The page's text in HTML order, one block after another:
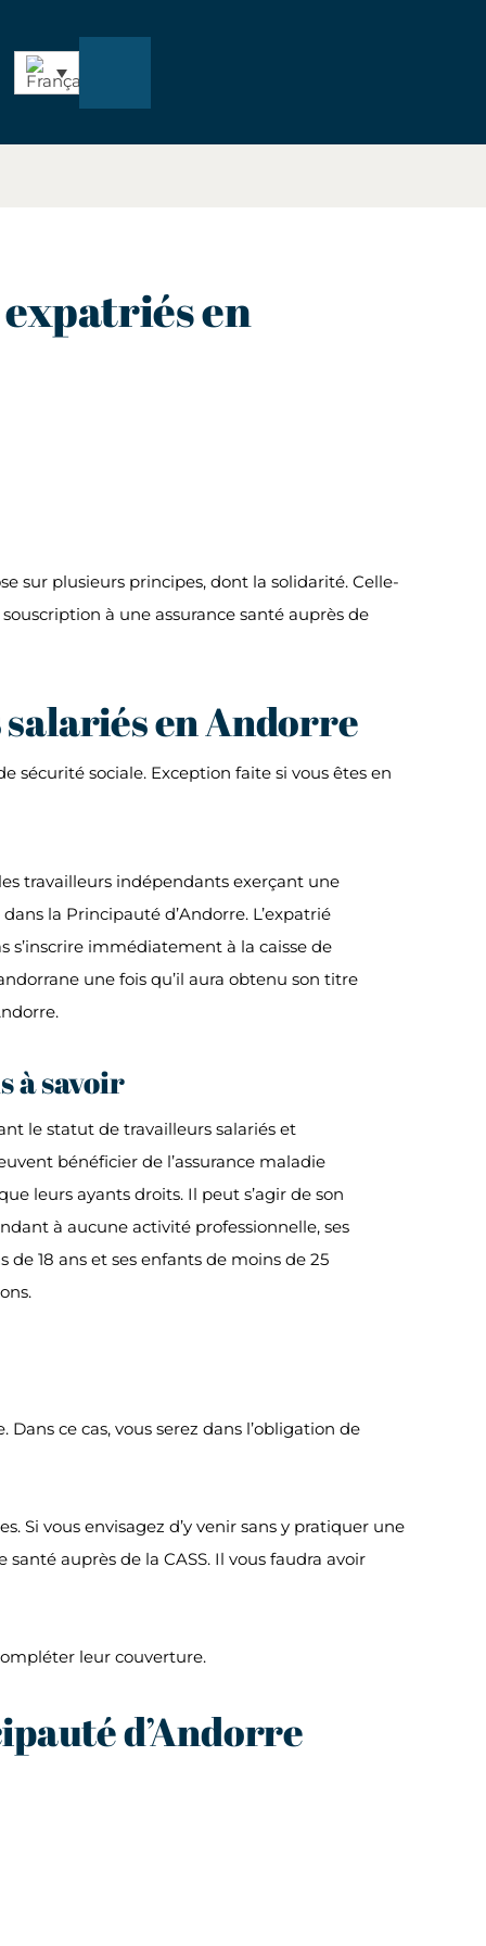
en
sur plusieurs principes, dont la solidarité. Celle-
à une assurance santé auprès de
en Andorre
sécurité sociale. Exception faite si vous êtes en
travailleurs indépendants exerçant une
la Principauté d’Andorre. L’expatrié
s’inscrire immédiatement à la caisse de
une fois qu’il aura obtenu son titre
à savoir
le statut de travailleurs salariés et
bénéficier de l’assurance maladie
leurs ayants droits. Il peut s’agir de son
à aucune activité professionnelle, ses
de 18 ans et ses enfants de moins de 25
ce cas, vous serez dans l’obligation de
Si vous envisagez d’y venir sans y pratiquer une
santé auprès de la CASS. Il vous faudra avoir
leur couverture.
d’Andorre